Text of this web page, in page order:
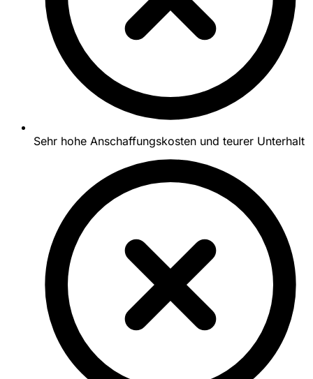
Sehr hohe Anschaffungskosten und teurer Unterhalt